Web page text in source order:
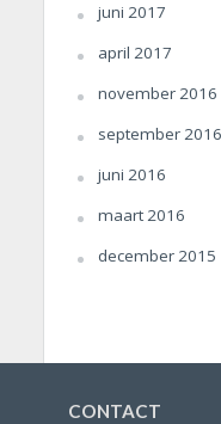
juni 2017
april 2017
november 2016
september 2016
juni 2016
maart 2016
december 2015
CONTACT